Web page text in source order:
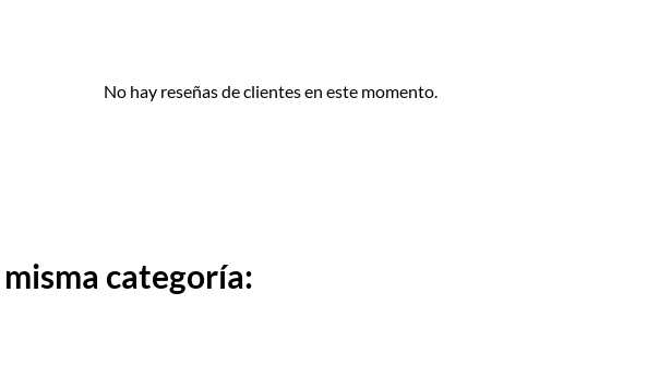
No hay reseñas de clientes en este momento.
categoría: